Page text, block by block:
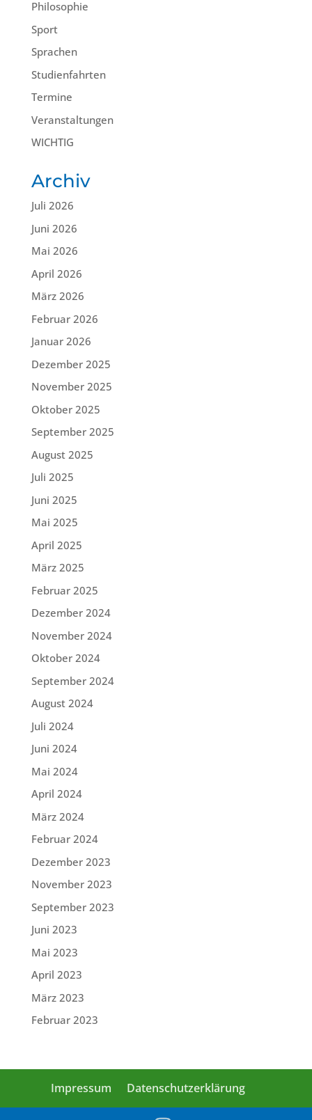
Philosophie
Sport
Sprachen
Studienfahrten
Termine
Veranstaltungen
WICHTIG
Archiv
Juli 2026
Juni 2026
Mai 2026
April 2026
März 2026
Februar 2026
Januar 2026
Dezember 2025
November 2025
Oktober 2025
September 2025
August 2025
Juli 2025
Juni 2025
Mai 2025
April 2025
März 2025
Februar 2025
Dezember 2024
November 2024
Oktober 2024
September 2024
August 2024
Juli 2024
Juni 2024
Mai 2024
April 2024
März 2024
Februar 2024
Dezember 2023
November 2023
September 2023
Juni 2023
Mai 2023
April 2023
März 2023
Februar 2023
Impressum Datenschutzerklärung